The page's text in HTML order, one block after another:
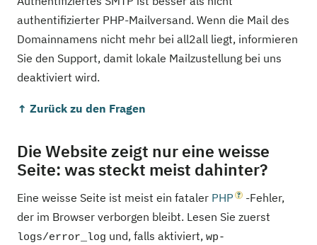
authentifizierter PHP-Mailversand. Wenn die Mail des
Domainnamens nicht mehr bei all2all liegt, informieren
Sie den Support, damit lokale Mailzustellung bei uns
deaktiviert wird.
↑ Zurück zu den Fragen
Die Website zeigt nur eine weisse
Seite: was steckt meist dahinter?
Eine weisse Seite ist meist ein fataler PHP
-Fehler,
der im Browser verborgen bleibt. Lesen Sie zuerst
logs/error_log und, falls aktiviert, wp-